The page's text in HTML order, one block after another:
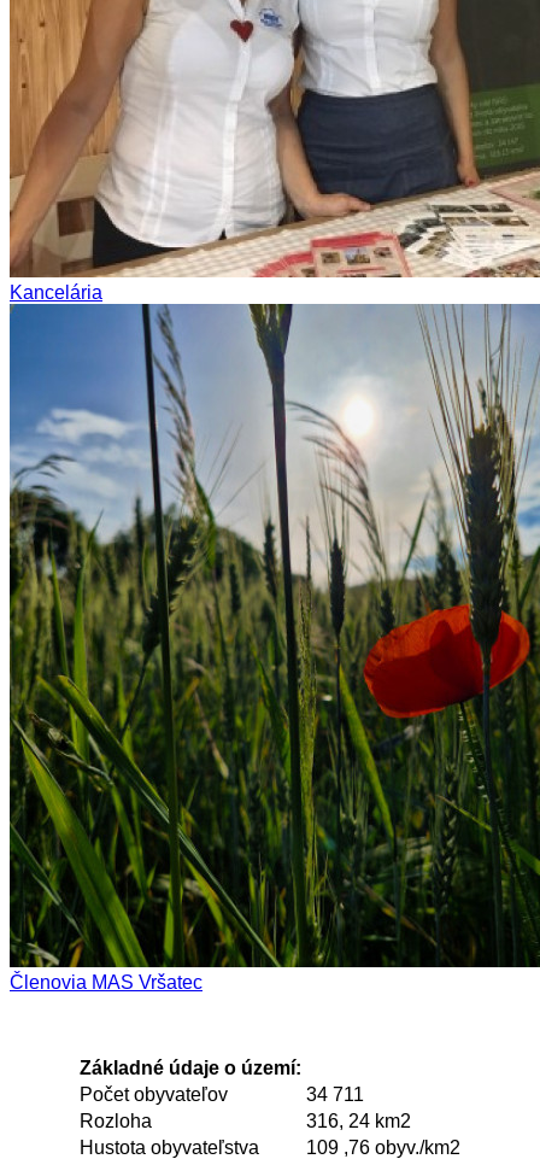
Kancelária
Členovia MAS Vršatec
Základné údaje o území:
Počet obyvateľov
34 711
Rozloha
316, 24 km2
Hustota obyvateľstva
109 ,76 obyv./km2